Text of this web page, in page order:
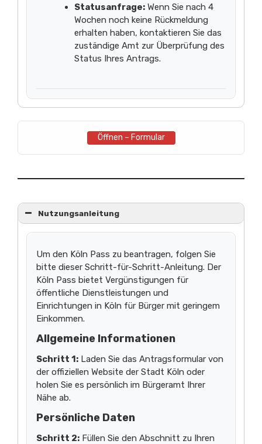
Statusanfrage: Wenn Sie nach 4
Wochen noch keine Rückmeldung
erhalten haben, kontaktieren Sie das
zuständige Amt zur Überprüfung des
Status Ihres Antrags.
Öffnen – Formular
Nutzungsanleitung
Um den Köln Pass zu beantragen, folgen Sie
bitte dieser Schritt-für-Schritt-Anleitung. Der
Köln Pass bietet Vergünstigungen für
öffentliche Dienstleistungen und
Einrichtungen in Köln für Bürger mit geringem
Einkommen.
Allgemeine Informationen
Schritt 1: Laden Sie das Antragsformular von
der offiziellen Website der Stadt Köln oder
holen Sie es persönlich im Bürgeramt Ihrer
Nähe ab.
Persönliche Daten
Schritt 2: Füllen Sie den Abschnitt zu Ihren